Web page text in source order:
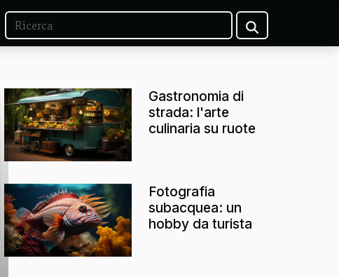
Gastronomia di
strada: l'arte
culinaria su ruote
Fotografia
subacquea: un
hobby da turista